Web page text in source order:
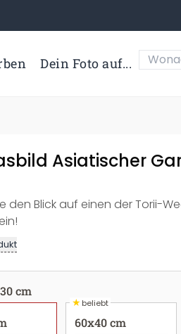
Dein Foto auf...
Asiatischer
den Blick auf einen der Torii-
cm
★beliebt
60x40 cm